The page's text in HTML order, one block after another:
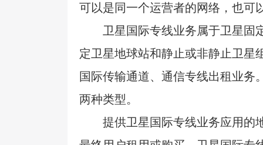
可以是同一个运营者的网络，也可
卫星国际专线业务属于卫星固
定卫星地球站和静止或非静止卫星
国际传输通道、通信专线出租业务
两种类型。
提供卫星国际专线业务应用的